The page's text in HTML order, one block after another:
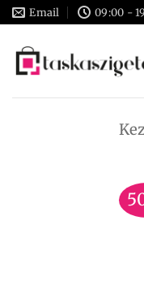
Skip
to
content
Email 09:00 -